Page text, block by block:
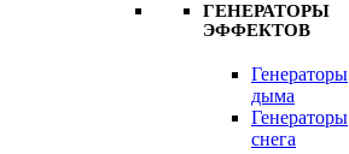
ГЕНЕРАТОРЫ
ЭФФЕКТОВ
Генераторы
дыма
Генераторы
снега